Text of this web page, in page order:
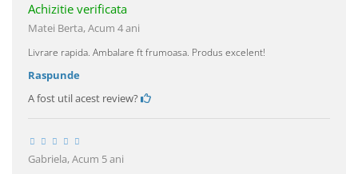
Achizitie verificata
Matei Berta,Acum 4 ani
Livrare rapida. Ambalare ft frumoasa. Produs excelent!
Raspunde
A fost util acest review?
Gabriela,Acum 5 ani